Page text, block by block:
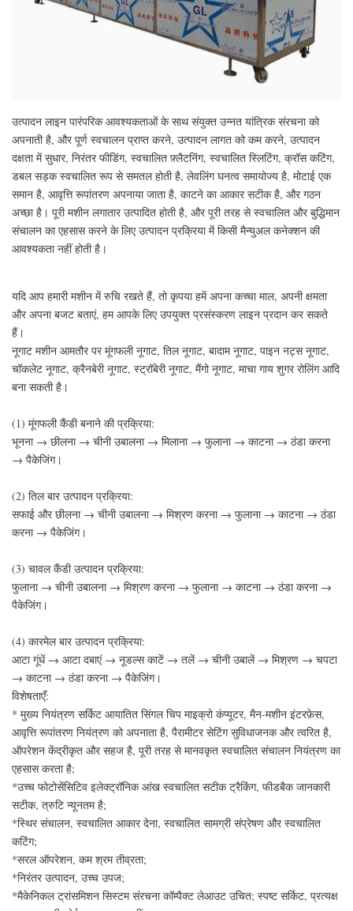
उत्पादन लाइन पारंपरिक आवश्यकताओं के साथ संयुक्त उन्नत यांत्रिक संरचना को
अपनाती है, और पूर्ण स्वचालन प्राप्त करने, उत्पादन लागत को कम करने, उत्पादन
दक्षता में सुधार, निरंतर फीडिंग, स्वचालित फ़्लैटनिंग, स्वचालित स्लिटिंग, क्रॉस कटिंग,
डबल सड़क स्वचालित रूप से समतल होती है, लेवलिंग घनत्व समायोज्य है, मोटाई एक
समान है, आवृत्ति रूपांतरण अपनाया जाता है, काटने का आकार सटीक है, और गठन
अच्छा है। पूरी मशीन लगातार उत्पादित होती है, और पूरी तरह से स्वचालित और बुद्धिमान
संचालन का एहसास करने के लिए उत्पादन प्रक्रिया में किसी मैन्युअल कनेक्शन की
आवश्यकता नहीं होती है।
यदि आप हमारी मशीन में रुचि रखते हैं, तो कृपया हमें अपना कच्चा माल, अपनी क्षमता
और अपना बजट बताएं, हम आपके लिए उपयुक्त प्रसंस्करण लाइन प्रदान कर सकते
हैं।
नूगाट मशीन आमतौर पर मूंगफली नूगाट, तिल नूगाट, बादाम नूगाट, पाइन नट्स नूगाट,
चॉकलेट नूगाट, क्रैनबेरी नूगाट, स्ट्रॉबेरी नूगाट, मैंगो नूगाट, माचा गाय शुगर रोलिंग आदि
बना सकती है।
(1) मूंगफली कैंडी बनाने की प्रक्रिया:
भूनना → छीलना → चीनी उबालना → मिलाना → फुलाना → काटना → ठंडा करना
→ पैकेजिंग।
(2) तिल बार उत्पादन प्रक्रिया:
सफाई और छीलना → चीनी उबालना → मिश्रण करना → फुलाना → काटना → ठंडा
करना → पैकेजिंग।
(3) चावल कैंडी उत्पादन प्रक्रिया:
फुलाना → चीनी उबालना → मिश्रण करना → फुलाना → काटना → ठंडा करना →
पैकेजिंग।
(4) कारमेल बार उत्पादन प्रक्रिया:
आटा गूंधें → आटा दबाएं → नूडल्स काटें → तलें → चीनी उबालें → मिश्रण → चपटा
→ काटना → ठंडा करना → पैकेजिंग।
विशेषताएँ:
* मुख्य नियंत्रण सर्किट आयातित सिंगल चिप माइक्रो कंप्यूटर, मैन-मशीन इंटरफ़ेस,
आवृत्ति रूपांतरण नियंत्रण को अपनाता है, पैरामीटर सेटिंग सुविधाजनक और त्वरित है,
ऑपरेशन केंद्रीकृत और सहज है, पूरी तरह से मानवकृत स्वचालित संचालन नियंत्रण का
एहसास करता है;
*उच्च फोटोसेंसिटिव इलेक्ट्रॉनिक आंख स्वचालित सटीक ट्रैकिंग, फीडबैक जानकारी
सटीक, त्रुटि न्यूनतम है;
*स्थिर संचालन, स्वचालित आकार देना, स्वचालित सामग्री संप्रेषण और स्वचालित
कटिंग;
*सरल ऑपरेशन, कम श्रम तीव्रता;
*निरंतर उत्पादन, उच्च उपज;
*मैकेनिकल ट्रांसमिशन सिस्टम संरचना कॉम्पैक्ट लेआउट उचित; स्पष्ट सर्किट, प्रत्यक्ष